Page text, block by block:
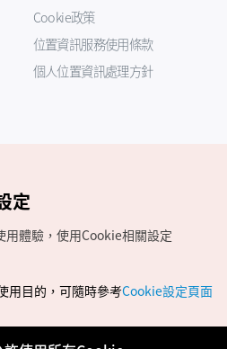
Cookie政策
位置資訊服務使用條款
個人位置資訊處理方針
版權所有
來信至官方信箱
定
體驗，使用Cookie相關設定
用目的，可隨時參考Cookie設定頁面